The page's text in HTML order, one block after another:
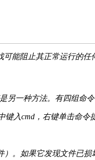
能阻止其正常运行的任
另一种方法。有四组命令
入cmd，右键单击命令
）。如果它发现文件已